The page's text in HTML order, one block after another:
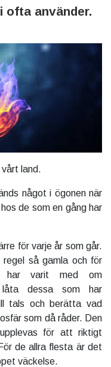
ofta använder.
land.
något i ögonen när
de som en gång har
för varje år som går.
så gamla och för
varit med om
låta dessa som har
tals och berätta vad
som då råder. Den
för att riktigt
de allra flesta är det
väckelse.